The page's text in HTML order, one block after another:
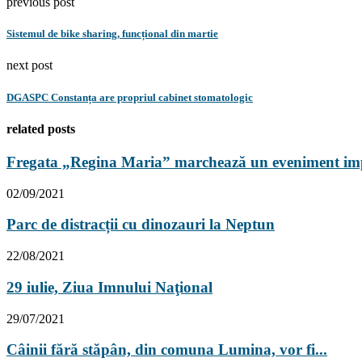
Sistemul de bike sharing, funcțional din martie
next post
DGASPC Constanța are propriul cabinet stomatologic
related posts
Fregata „Regina Maria” marchează un eveniment
02/09/2021
Parc de distracții cu dinozauri la Neptun
22/08/2021
29 iulie, Ziua Imnului Naţional
29/07/2021
Câinii fără stăpân, din comuna Lumina, vor fi...